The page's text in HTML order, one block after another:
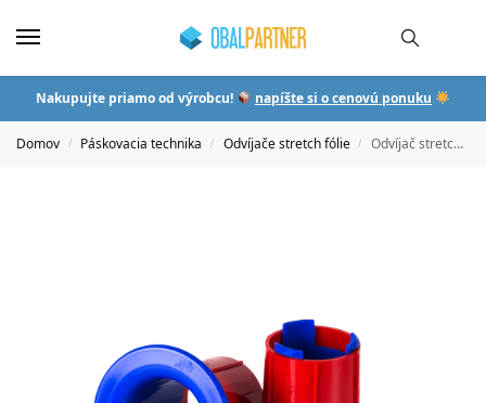
Nakupujte priamo od výrobcu! napíšte si o cenovú ponuku
Domov / Páskovacia technika / Odvíjače stretch fólie / Odvíjač stretch fólie ROS